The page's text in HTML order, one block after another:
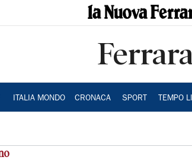
ITALIA MONDO CRONACA SPORT TEMPO